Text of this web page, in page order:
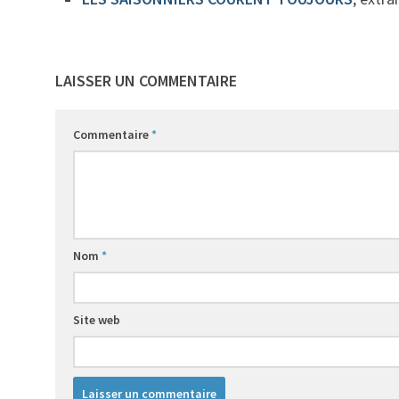
LAISSER UN COMMENTAIRE
Commentaire*
Nom *
Site web